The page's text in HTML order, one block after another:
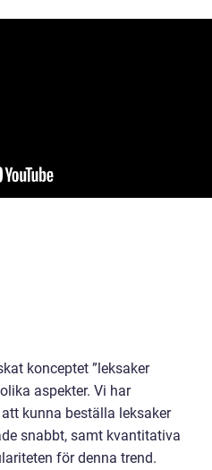
konceptet ”leksaker
aspekter. Vi har
kunna beställa leksaker
snabbt, samt kvantitativa
för denna trend.